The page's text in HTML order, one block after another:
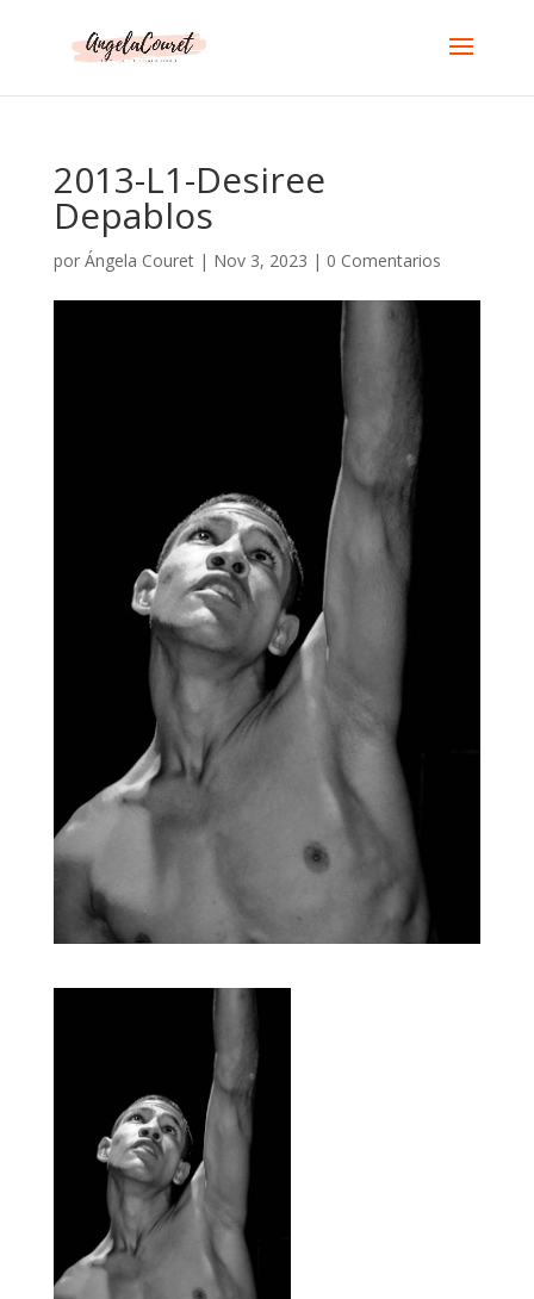
2013-L1-Desiree
Depablos
por Ángela Couret| Nov 3, 2023 | 0 Comentarios